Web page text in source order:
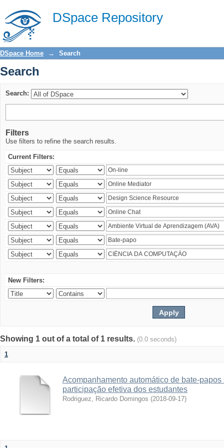
DSpace Repository
Search
DSpace Home → Search
Search
Search:
Filters
Use filters to refine the search results.
Current Filters:
New Filters:
Showing 1 out of a total of 1 results. (0.0 seconds)
1
Acompanhamento automático de bate-
participação efetiva dos estudantes
Rodriguez, Ricardo Domingos (2018-09-17)